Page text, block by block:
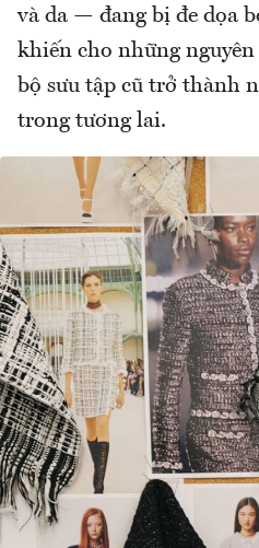
và da — đang bị đe dọa
khiến cho những
bộ sưu tập cũ trở thành
trong tương lai.